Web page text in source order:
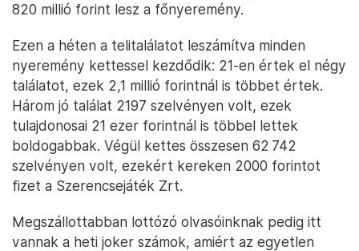
820 millió forint lesz a főnyeremény.
Ezen a héten a telitalálatot leszámítva minden
nyeremény kettessel kezdődik: 21-en értek el négy
találatot, ezek 2,1 millió forintnál is többet értek.
Három jó találat 2197 szelvényen volt, ezek
tulajdonosai 21 ezer forintnál is többel lettek
boldogabbak. Végül kettes összesen 62 742
szelvényen volt, ezekért kereken 2000 forintot
fizet a Szerencsejáték Zrt.
Megszállottabban lottózó olvasóinknak pedig itt
vannak a heti joker számok, amiért az egyetlen